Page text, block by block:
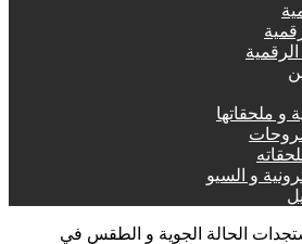
و ملحقاتها
و السيو
الحالة الجوية و الطقس في